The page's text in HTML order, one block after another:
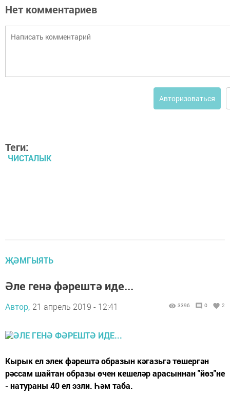
Нет комментариев
Авторизоваться
Теги:
ЧИСТАЛЫК
ҖӘМГЫЯТЬ
Әле генә фәрештә иде...
Автор, 21 апрель 2019 - 12:41 3396 0 2
Кырык ел элек фәрештә образын кәгазьгә төшергән
рәссам шайтан образы өчен кешеләр арасыннан "йөз"не
- натураны 40 ел эзли. Һәм таба.